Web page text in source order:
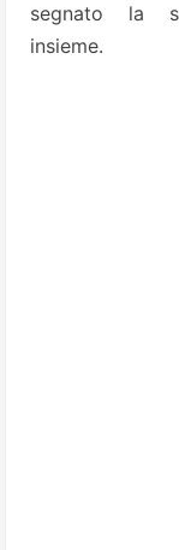
segnato la
insieme.